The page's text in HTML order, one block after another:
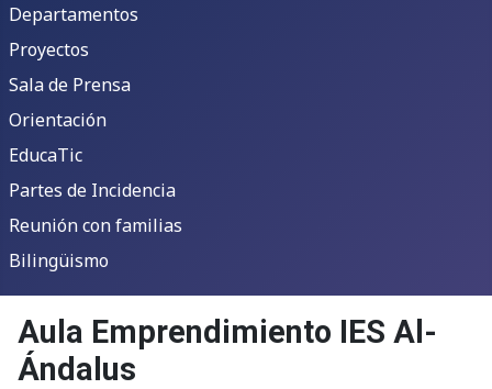
Departamentos
Proyectos
Sala de Prensa
Orientación
EducaTic
Partes de Incidencia
Reunión con familias
Bilingüismo
Aula Emprendimiento IES Al-
Ándalus